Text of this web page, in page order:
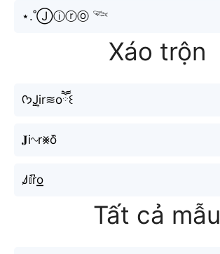
⋆.˚Ⓙⓘⓡⓞ 𓆝
Xáo trộn
ᡣ𐭩J̤̮i͎r≋oཽ꒰
𝐉i∿r⨳o᷈
J̷𝕚r͆o͟͟
Tất cả mẫu